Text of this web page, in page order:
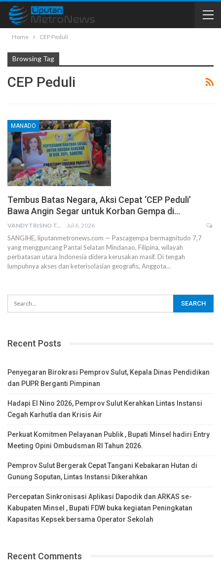
Home CEP Peduli
Browsing Tag
CEP Peduli
MANADO
Tembus Batas Negara, Aksi Cepat ‘CEP Peduli’
Bawa Angin Segar untuk Korban Gempa di…
VANDYTRISNO TALUMEPA Jul 6, 2026
SANGIHE, liputanmetronews.com — Pascagempa bermagnitudo 7,7
yang mengguncang Pantai Selatan Mindanao, Filipina, wilayah
perbatasan utara Indonesia didera kerusakan masif. Di tengah
lumpuhnya akses dan keterisolasian geografis, Anggota…
Recent Posts
Penyegaran Birokrasi Pemprov Sulut, Kepala Dinas Pendidikan
dan PUPR Berganti Pimpinan
Hadapi El Nino 2026, Pemprov Sulut Kerahkan Lintas Instansi
Cegah Karhutla dan Krisis Air
Perkuat Komitmen Pelayanan Publik , Bupati Minsel hadiri Entry
Meeting Opini Ombudsman RI Tahun 2026.
Pemprov Sulut Bergerak Cepat Tangani Kebakaran Hutan di
Gunung Soputan, Lintas Instansi Dikerahkan
Percepatan Sinkronisasi Aplikasi Dapodik dan ARKAS se-
Kabupaten Minsel , Bupati FDW buka kegiatan Peningkatan
Kapasitas Kepsek bersama Operator Sekolah
Recent Comments